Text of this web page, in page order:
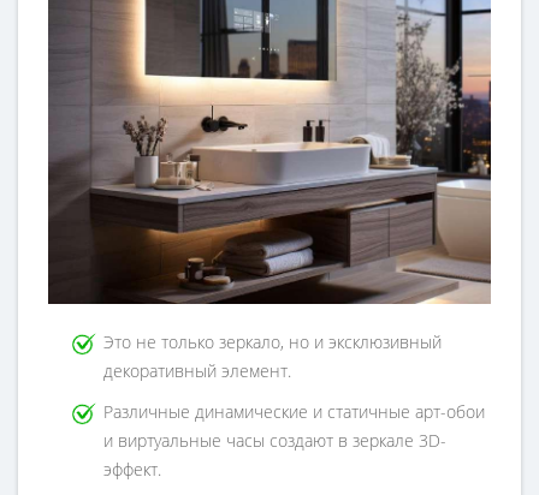
Это не только зеркало, но и эксклюзивный
декоративный элемент.
Различные динамические и статичные арт-обои
и виртуальные часы создают в зеркале 3D-
эффект.